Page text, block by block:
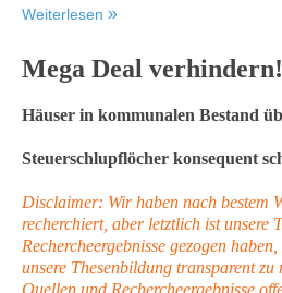
Weiterlesen
Mega Deal verhindern!
Häuser in kommunalen Bestand
Steuerschlupflöcher konsequent
Disclaimer: Wir haben nach bestem
recherchiert, aber letztlich ist unsere
Rechercheergebnisse gezogen
unsere Thesenbildung transparent
Quellen und Rechercheergebnisse